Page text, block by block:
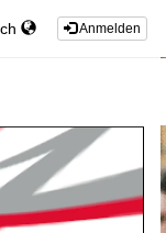
Anmelden